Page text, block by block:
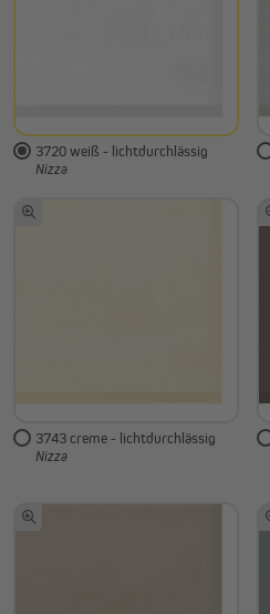
3720 weiß - lichtdurchlässig
Nizza
3743 creme - lichtdurchlässig
Nizza